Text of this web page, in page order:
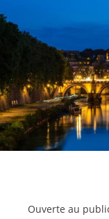
Ouverte au